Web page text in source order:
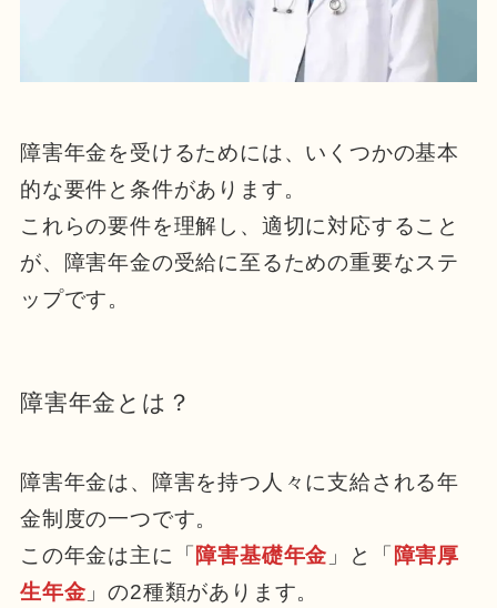
障害年金を受けるためには、いくつかの基本
的な要件と条件があります。
これらの要件を理解し、適切に対応すること
が、障害年金の受給に至るための重要なステ
ップです。
障害年金とは？
障害年金は、障害を持つ人々に支給される年
金制度の一つです。
この年金は主に「 障害基礎年金 」と「 障害厚
生年金 」の2種類があります。